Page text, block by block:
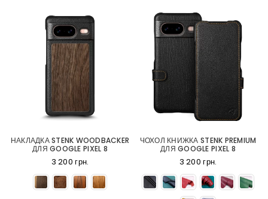
НАКЛАДКА STENK WOODBACKER
ДЛЯ GOOGLE PIXEL 8
3 200 грн.
ЧОХОЛ КНИЖКА STENK PREMIUM
ДЛЯ GOOGLE PIXEL 8
3 200 грн.